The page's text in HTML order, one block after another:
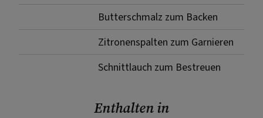
Butterschmalz zum Backen
Zitronenspalten zum Garnieren
Schnittlauch zum Bestreuen
Enthalten in